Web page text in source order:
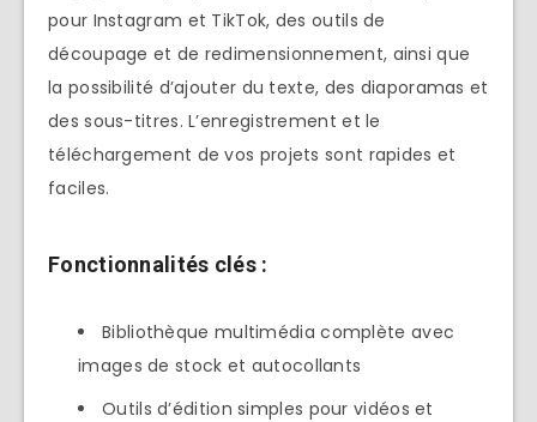
pour Instagram et TikTok, des outils de
découpage et de redimensionnement, ainsi que
la possibilité d’ajouter du texte, des diaporamas et
des sous-titres. L’enregistrement et le
téléchargement de vos projets sont rapides et
faciles.
Fonctionnalités clés :
Bibliothèque multimédia complète avec
images de stock et autocollants
Outils d’édition simples pour vidéos et